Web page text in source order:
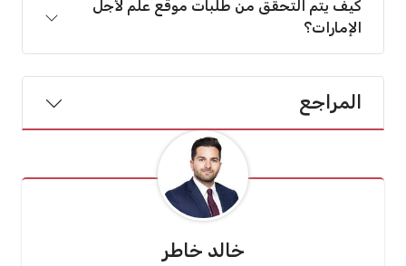
كيف يتم التحقق من طلبات موقع علم لأجل
الإمارات؟
المراجع
خالد خاطر